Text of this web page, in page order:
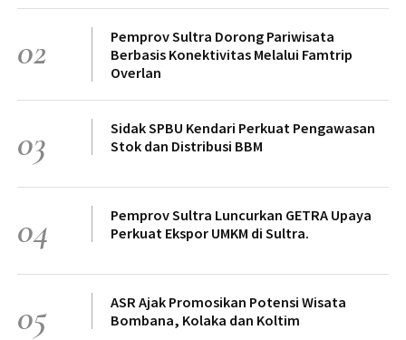
02
Pemprov Sultra Dorong Pariwisata
Berbasis Konektivitas Melalui Famtrip
Overlan
03
Sidak SPBU Kendari Perkuat Pengawasan
Stok dan Distribusi BBM
04
Pemprov Sultra Luncurkan GETRA Upaya
Perkuat Ekspor UMKM di Sultra.
05
ASR Ajak Promosikan Potensi Wisata
Bombana, Kolaka dan Koltim